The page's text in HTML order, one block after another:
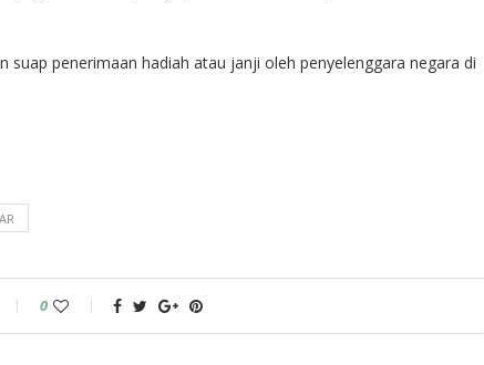
suap penerimaan hadiah atau janji oleh penyelenggara negara di
0